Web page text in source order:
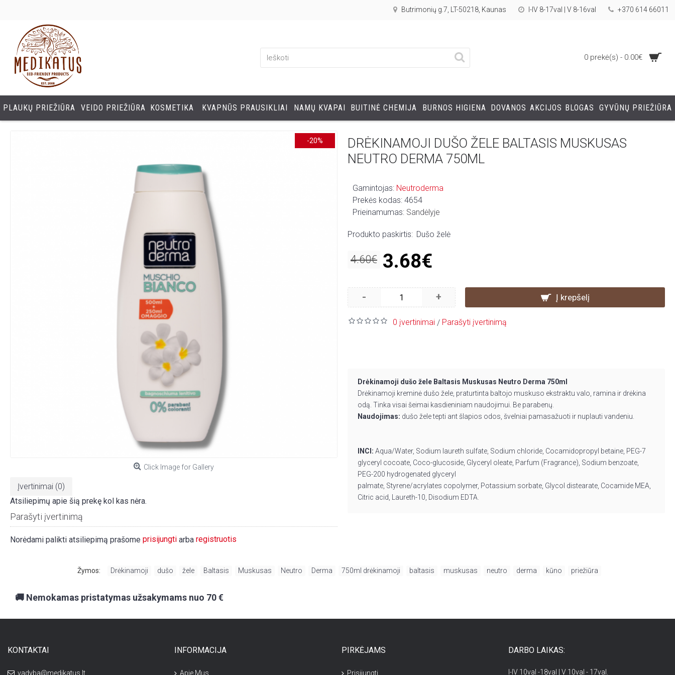
Butrimonių g.7, LT-50218, Kaunas I-IV 8-17val | V 8-16val +370 614 66011
0 prekė(s) - 0.00€
PLAUKŲ PRIEŽIŪRA VEIDO PRIEŽIŪRA KOSMETIKA KVAPNŪS PRAUSIKLIAI NAMŲ KVAPAI BUITINĖ CHEMIJA BURNOS HIGIENA DOVANOS AKCIJOS BLOGAS GYVŪNŲ PRIEŽIŪRA
-20%
Click Image for Gallery
Įvertinimai (0)
Atsiliepimų apie šią prekę kol kas nėra.
Parašyti įvertinimą
Norėdami palikti atsiliepimą prašome prisijungti arba registruotis
DRĖKINAMOJI DUŠO ŽELE BALTASIS MUSKUSAS
NEUTRO DERMA 750ML
Gamintojas: Neutroderma
Prekės kodas: 4654
Prieinamumas: Sandėlyje
Produkto paskirtis: Dušo želė
4.60€ 3.68€
- + Į krepšelį
0 įvertinimai / Parašyti įvertinimą
Drėkinamoji dušo žele Baltasis Muskusas Neutro Derma 750ml
Drėkinamoji kreminė dušo žele, praturtinta baltojo muskuso ekstraktu valo, ramina ir drėkina
odą. Tinka visai šeimai kasdieniniam naudojimui. Be parabenų.
Naudojimas: dušo žele tepti ant šlapios odos, švelniai pamasažuoti ir nuplauti vandeniu.
INCI: Aqua/Water, Sodium laureth sulfate, Sodium chloride, Cocamidopropyl betaine, PEG-7
glyceryl cocoate Coco-glucoside, Glyceryl oleate, Parfum (Fragrance), Sodium benzoate,
PEG-200 hydrogenated glyceryl
palmate, Styrene/acrylates copolymer, Potassium sorbate, Glycol distearate , Cocamide MEA,
Citric acid,
Laureth-10, Disodium EDTA.
Žymos: Drėkinamoji dušo žele Baltasis Muskusas Neutro Derma 750ml drėkinamoji baltasis muskusas neutro derma kūno priežiūra
🚚 Nemokamas pristatymas užsakymams nuo 70 €
KONTAKTAI
vadyba@medikatus.lt
INFORMACIJA
Apie Mus
PIRKĖJAMS
Prisijungti
DARBO LAIKAS:
I-IV 10val -18val | V 10val - 17val.